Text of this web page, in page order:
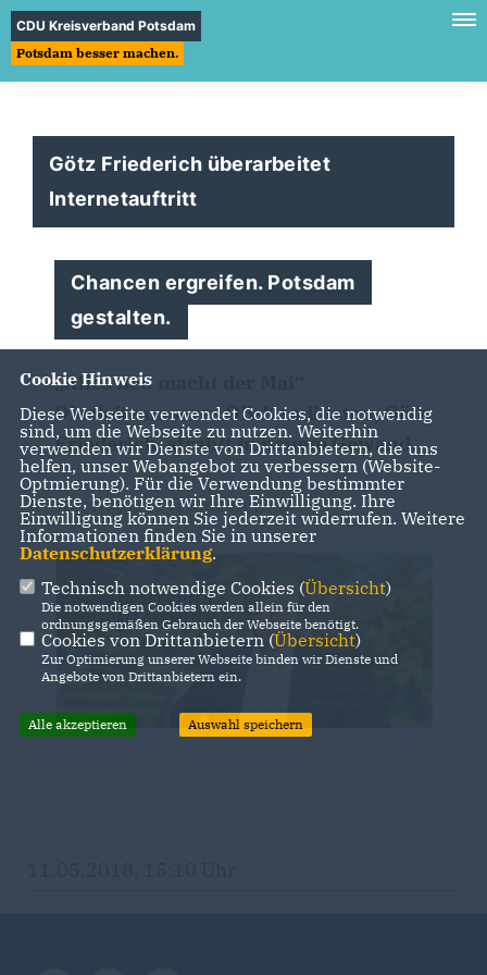
CDU Kreisverband Potsdam
Potsdam besser machen.
Götz Friederich überarbeitet
Internetauftritt
Chancen ergreifen. Potsdam
gestalten.
Alles neu macht der Mai“
Die Seite unseres OB-Kandidaten, Götz
Friederich, strahlt in neuem Gewand.
www.goetz-friederich.de
Cookie Hinweis
Diese Webseite verwendet Cookies, die notwendig
sind, um die Webseite zu nutzen. Weiterhin
verwenden wir Dienste von Drittanbietern, die uns
helfen, unser Webangebot zu verbessern (Website-
Optmierung). Für die Verwendung bestimmter
Dienste, benötigen wir Ihre Einwilligung. Ihre
Einwilligung können Sie jederzeit widerrufen. Weitere
Informationen finden Sie in unserer
Datenschutzerklärung.
Technisch notwendige Cookies (Übersicht)
Die notwendigen Cookies werden allein für den
ordnungsgemäßen Gebrauch der Webseite benötigt.
Cookies von Drittanbietern (Übersicht)
Zur Optimierung unserer Webseite binden wir Dienste und
Angebote von Drittanbietern ein.
Alle akzeptieren Auswahl speichern